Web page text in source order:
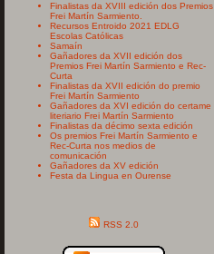
Finalistas da XVIII edición dos Premios
Frei Martín Sarmiento.
Recursos Entroido 2021 EDLG
Escolas Católicas
Samaín
Gañadores da XVII edición dos
Premios Frei Martín Sarmiento e Rec-
Curta
Finalistas da XVII edición do premio
Frei Martín Sarmiento
Gañadores da XVI edición do certame
literiario Frei Martín Sarmiento
Finalistas da décimo sexta edición
Os premios Frei Martín Sarmiento e
Rec-Curta nos medios de
comunicación
Gañadores da XV edición
Festa da Lingua en Ourense
RSS 2.0